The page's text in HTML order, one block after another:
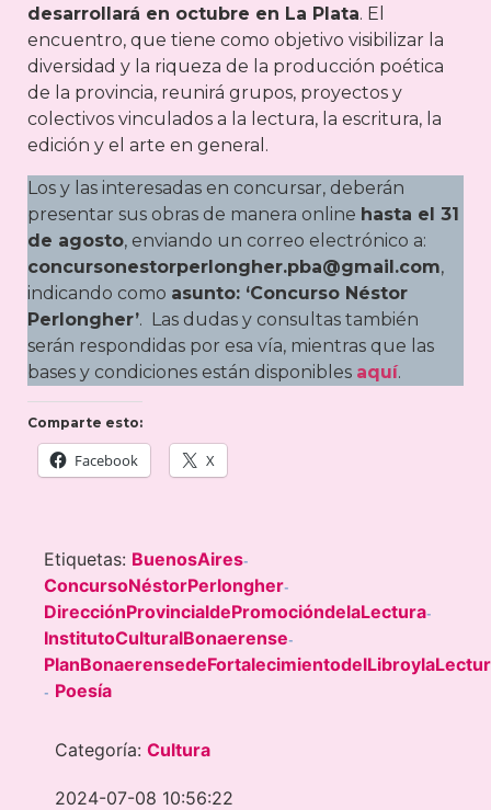
desarrollará en octubre en La Plata. El
encuentro, que tiene como objetivo visibilizar la
diversidad y la riqueza de la producción poética
de la provincia, reunirá grupos, proyectos y
colectivos vinculados a la lectura, la escritura, la
edición y el arte en general.
Los y las interesadas en concursar, deberán
presentar sus obras de manera online hasta el 31
de agosto, enviando un correo electrónico a:
concursonestorperlongher.pba@gmail.com,
indicando como asunto: ‘Concurso Néstor
Perlongher’. Las dudas y consultas también
serán respondidas por esa vía, mientras que las
bases y condiciones están disponibles aquí.
Comparte esto:
Facebook X
Etiquetas: BuenosAires-
ConcursoNéstorPerlongher-
DirecciónProvincialdePromocióndelaLectura-
InstitutoCulturalBonaerense-
- Poesía
Categoría: Cultura
2024-07-08 10:56:22